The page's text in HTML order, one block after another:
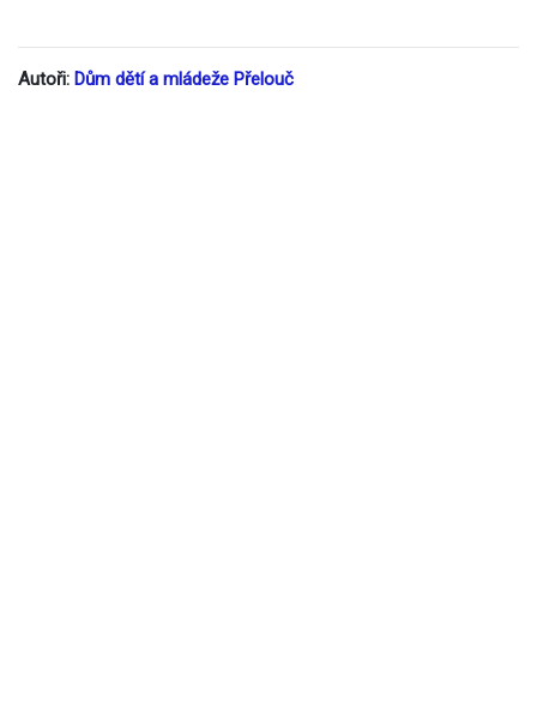
Autoři: Dům dětí a mládeže Přelouč